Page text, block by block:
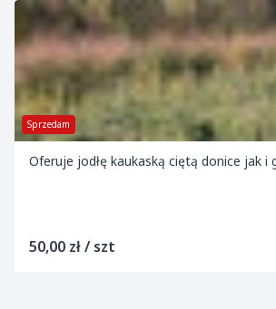
Sprzedam
Oferuje jodłę kaukaską ciętą donice jak i
50,00 zł / szt